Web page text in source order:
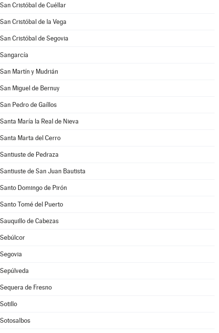
San Cristóbal de Cuéllar
San Cristóbal de la Vega
San Cristóbal de Segovia
Sangarcía
San Martín y Mudrián
San Miguel de Bernuy
San Pedro de Gaíllos
Santa María la Real de Nieva
Santa Marta del Cerro
Santiuste de Pedraza
Santiuste de San Juan Bautista
Santo Domingo de Pirón
Santo Tomé del Puerto
Sauquillo de Cabezas
Sebúlcor
Segovia
Sepúlveda
Sequera de Fresno
Sotillo
Sotosalbos